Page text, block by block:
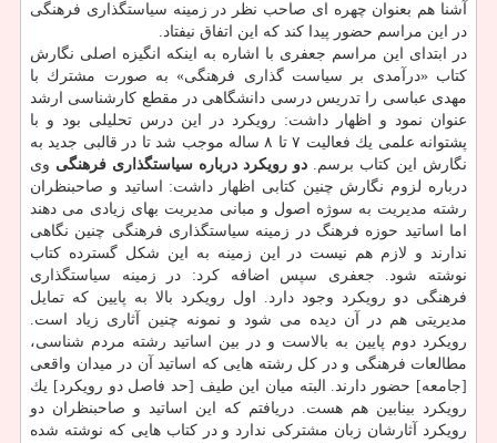
آشنا هم بعنوان چهره ای صاحب نظر در زمینه سیاستگذاری فرهنگی
در این مراسم حضور پیدا كند كه این اتفاق نیفتاد.
در ابتدای این مراسم جعفری با اشاره به اینكه انگیزه اصلی نگارش
كتاب «درآمدی بر سیاست گذاری فرهنگی» به صورت مشترك با
مهدی عباسی را تدریس درسی دانشگاهی در مقطع كارشناسی ارشد
عنوان نمود و اظهار داشت: رویكرد در این درس تحلیلی بود و با
پشتوانه علمی یك فعالیت ۷ تا ۸ ساله موجب شد تا در قالبی جدید به
نگارش این كتاب برسم. دو رویكرد درباره سیاستگذاری فرهنگی وی
درباره لزوم نگارش چنین كتابی اظهار داشت: اساتید و صاحبنظران
رشته مدیریت به سوژه اصول و مبانی مدیریت بهای زیادی می دهند
اما اساتید حوزه فرهنگ در زمینه سیاستگذاری فرهنگی چنین نگاهی
ندارند و لازم هم نیست در این زمینه به این شكل گسترده كتاب
نوشته شود. جعفری سپس اضافه كرد: در زمینه سیاستگذاری
فرهنگی دو رویكرد وجود دارد. اول رویكرد بالا به پایین كه تمایل
مدیریتی هم در آن دیده می شود و نمونه چنین آثاری زیاد است.
رویكرد دوم پایین به بالاست و در بین اساتید رشته مردم شناسی،
مطالعات فرهنگی و در كل رشته هایی كه اساتید آن در میدان واقعی
[جامعه] حضور دارند. البته میان این طیف [حد فاصل دو رویكرد] یك
رویكرد بینابین هم هست. دریافتم كه این اساتید و صاحبنظران دو
رویكرد آثارشان زبان مشتركی ندارد و در كتاب هایی كه نوشته شده